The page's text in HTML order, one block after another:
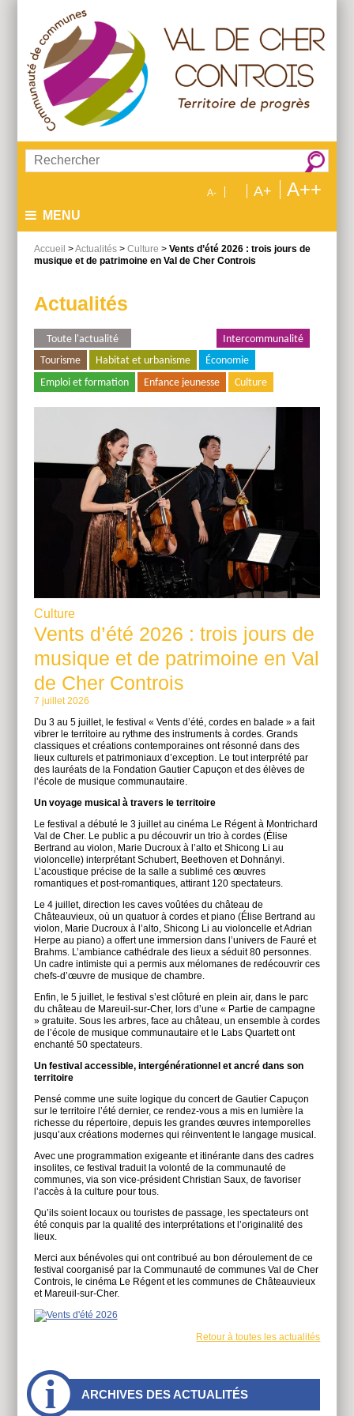
menu
contenu
recherche
Rechercher :
A- A+ A++
MENU
Accueil >Actualités> Culture > Vents d’été 2026 : trois jours de
musique et de patrimoine en Val de Cher Controis
Actualités
Toute l'actualité
Intercommunalité
Tourisme
Habitat et urbanisme
Économie
Emploi et formation
Enfance jeunesse Culture
Culture
Vents d’été 2026 : trois jours de
musique et de patrimoine en Val
de Cher Controis
7 juillet 2026
Du 3 au 5 juillet, le festival « Vents d’été, cordes en balade » a fait
vibrer le territoire au rythme des instruments à cordes. Grands
classiques et créations contemporaines ont résonné dans des
lieux culturels et patrimoniaux d’exception. Le tout interprété par
des lauréats de la Fondation Gautier Capuçon et des élèves de
l’école de musique communautaire.
Un voyage musical à travers le territoire
Le festival a débuté le 3 juillet au cinéma Le Régent à Montrichard
Val de Cher. Le public a pu découvrir un trio à cordes (Élise
Bertrand au violon, Marie Ducroux à l’alto et Shicong Li au
violoncelle) interprétant Schubert, Beethoven et Dohnányi.
L’acoustique précise de la salle a sublimé ces œuvres
romantiques et post-romantiques, attirant 120 spectateurs.
Le 4 juillet, direction les caves voûtées du château de
Châteauvieux, où un quatuor à cordes et piano (Élise Bertrand au
violon, Marie Ducroux à l’alto, Shicong Li au violoncelle et Adrian
Herpe au piano) a offert une immersion dans l’univers de Fauré et
Brahms. L’ambiance cathédrale des lieux a séduit 80 personnes.
Un cadre intimiste qui a permis aux mélomanes de redécouvrir ces
chefs-d’œuvre de musique de chambre.
Enfin, le 5 juillet, le festival s’est clôturé en plein air, dans le parc
du château de Mareuil-sur-Cher, lors d’une « Partie de campagne
» gratuite. Sous les arbres, face au château, un ensemble à cordes
de l’école de musique communautaire et le Labs Quartett ont
enchanté 50 spectateurs.
Un festival accessible, intergénérationnel et ancré dans son
territoire
Pensé comme une suite logique du concert de Gautier Capuçon
sur le territoire l’été dernier, ce rendez-vous a mis en lumière la
richesse du répertoire, depuis les grandes œuvres intemporelles
jusqu’aux créations modernes qui réinventent le langage musical.
Avec une programmation exigeante et itinérante dans des cadres
insolites, ce festival traduit la volonté de la communauté de
communes, via son vice-président Christian Saux, de favoriser
l’accès à la culture pour tous.
Qu’ils soient locaux ou touristes de passage, les spectateurs ont
été conquis par la qualité des interprétations et l’originalité des
lieux.
Merci aux bénévoles qui ont contribué au bon déroulement de ce
festival coorganisé par la Communauté de communes Val de Cher
Controis, le cinéma Le Régent et les communes de Châteauvieux
et Mareuil-sur-Cher.
Retour à toutes les actualités
À
côtés
ARCHIVES DES ACTUALITÉS